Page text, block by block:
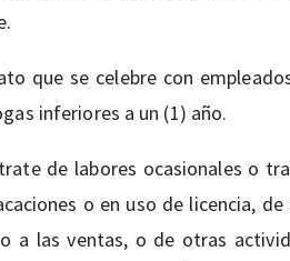
que se celebre con
inferiores a un (1) año.
de labores ocasionales o
o en uso de licencia,
a las ventas, o de otras